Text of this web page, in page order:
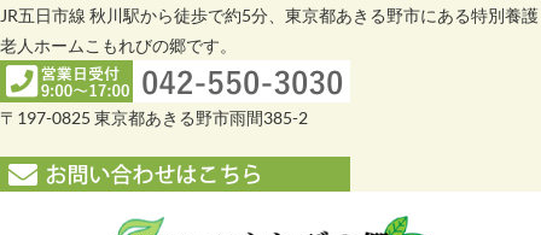
JR五日市線 秋川駅から徒歩で約5分、東京都あきる野市にある特別養護
老人ホームこもれびの郷です。
〒197-0825 東京都あきる野市雨間385-2